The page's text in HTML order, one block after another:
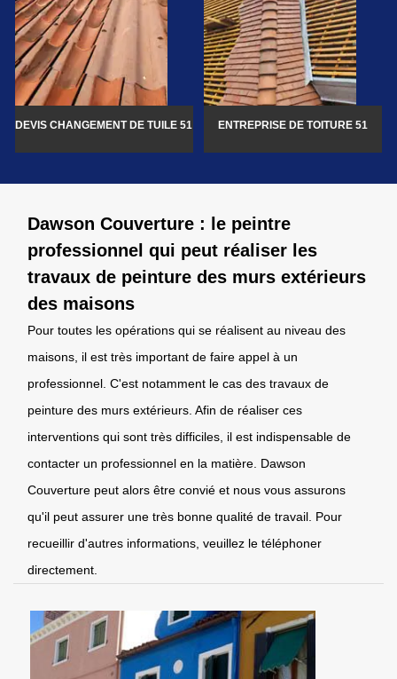
DEVIS CHANGEMENT DE TUILE 51 ENTREPRISE DE TOITURE 51
Dawson Couverture : le peintre
professionnel qui peut réaliser les
travaux de peinture des murs extérieurs
des maisons
Pour toutes les opérations qui se réalisent au niveau des
maisons, il est très important de faire appel à un
professionnel. C'est notamment le cas des travaux de
peinture des murs extérieurs. Afin de réaliser ces
interventions qui sont très difficiles, il est indispensable de
contacter un professionnel en la matière. Dawson
Couverture peut alors être convié et nous vous assurons
qu'il peut assurer une très bonne qualité de travail. Pour
recueillir d'autres informations, veuillez le téléphoner
directement.